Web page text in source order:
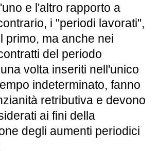
e l'altro rapporto a
i "periodi lavorati",
primo, ma anche nei
del periodo
volta inseriti nell'unico
indeterminato, fanno
retributiva e devono
ai fini della
degli aumenti periodici